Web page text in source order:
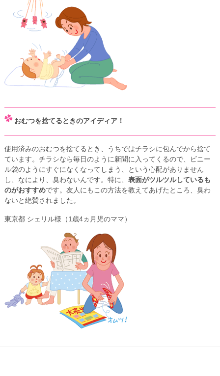
おむつを捨てるときのアイディア！
使用済みのおむつを捨てるとき、うちではチラシに包んでから捨て
ています。チラシなら毎日のように新聞に入ってくるので、ビニー
ル袋のようにすぐになくなってしまう、という心配がありません
し、なにより、臭わないんです。特に、 表面がツルツルしているも
のがおすすめです。友人にもこの方法を教えてあげたところ、臭わ
ないと絶賛されました。
東京都 シェリル様（1歳4ヵ月児のママ）